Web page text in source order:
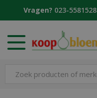
Vragen? 023-5581528